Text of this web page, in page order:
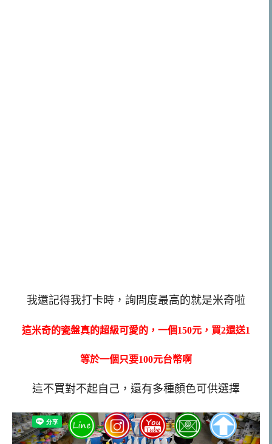
我還記得我打卡時，詢問度最高的就是米奇啦
這米奇的瓷盤真的超級可愛的，一個150元，買2還送1
等於一個只要100元台幣啊
這不買對不起自己，還有多種顏色可供選擇